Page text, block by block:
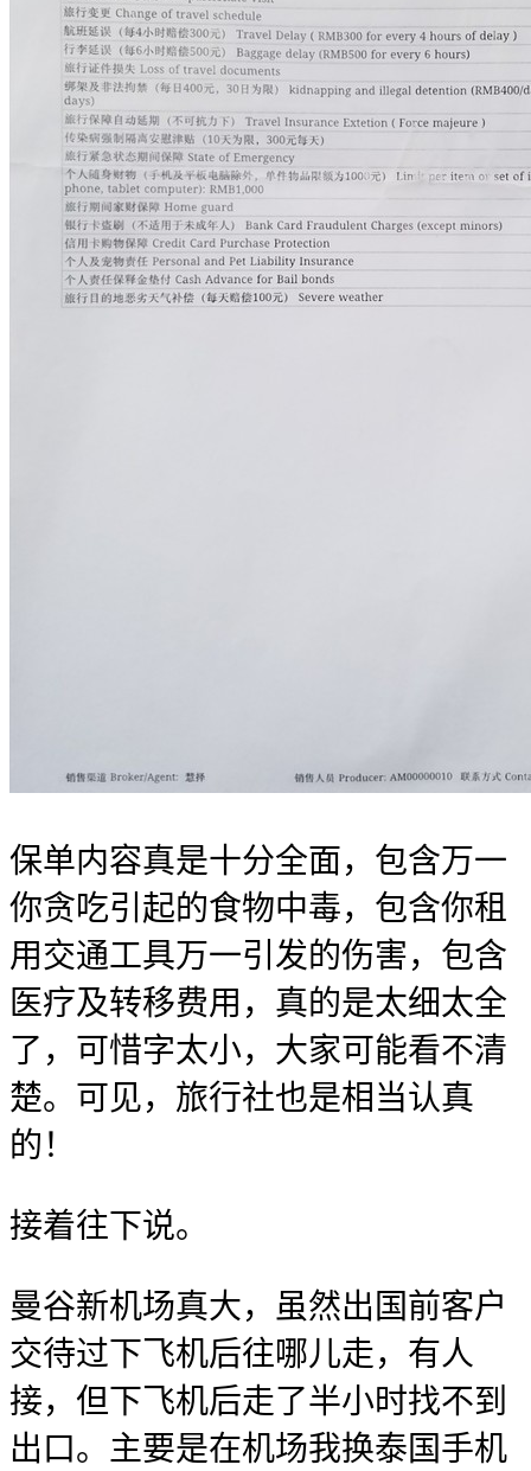
保单内容真是十分全面，包含万一
你贪吃引起的食物中毒，包含你租
用交通工具万一引发的伤害，包含
医疗及转移费用，真的是太细太全
了，可惜字太小，大家可能看不清
楚。可见，旅行社也是相当认真
的！
接着往下说。
曼谷新机场真大，虽然出国前客户
交待过下飞机后往哪儿走，有人
接，但下飞机后走了半小时找不到
出口。主要是在机场我换泰国手机